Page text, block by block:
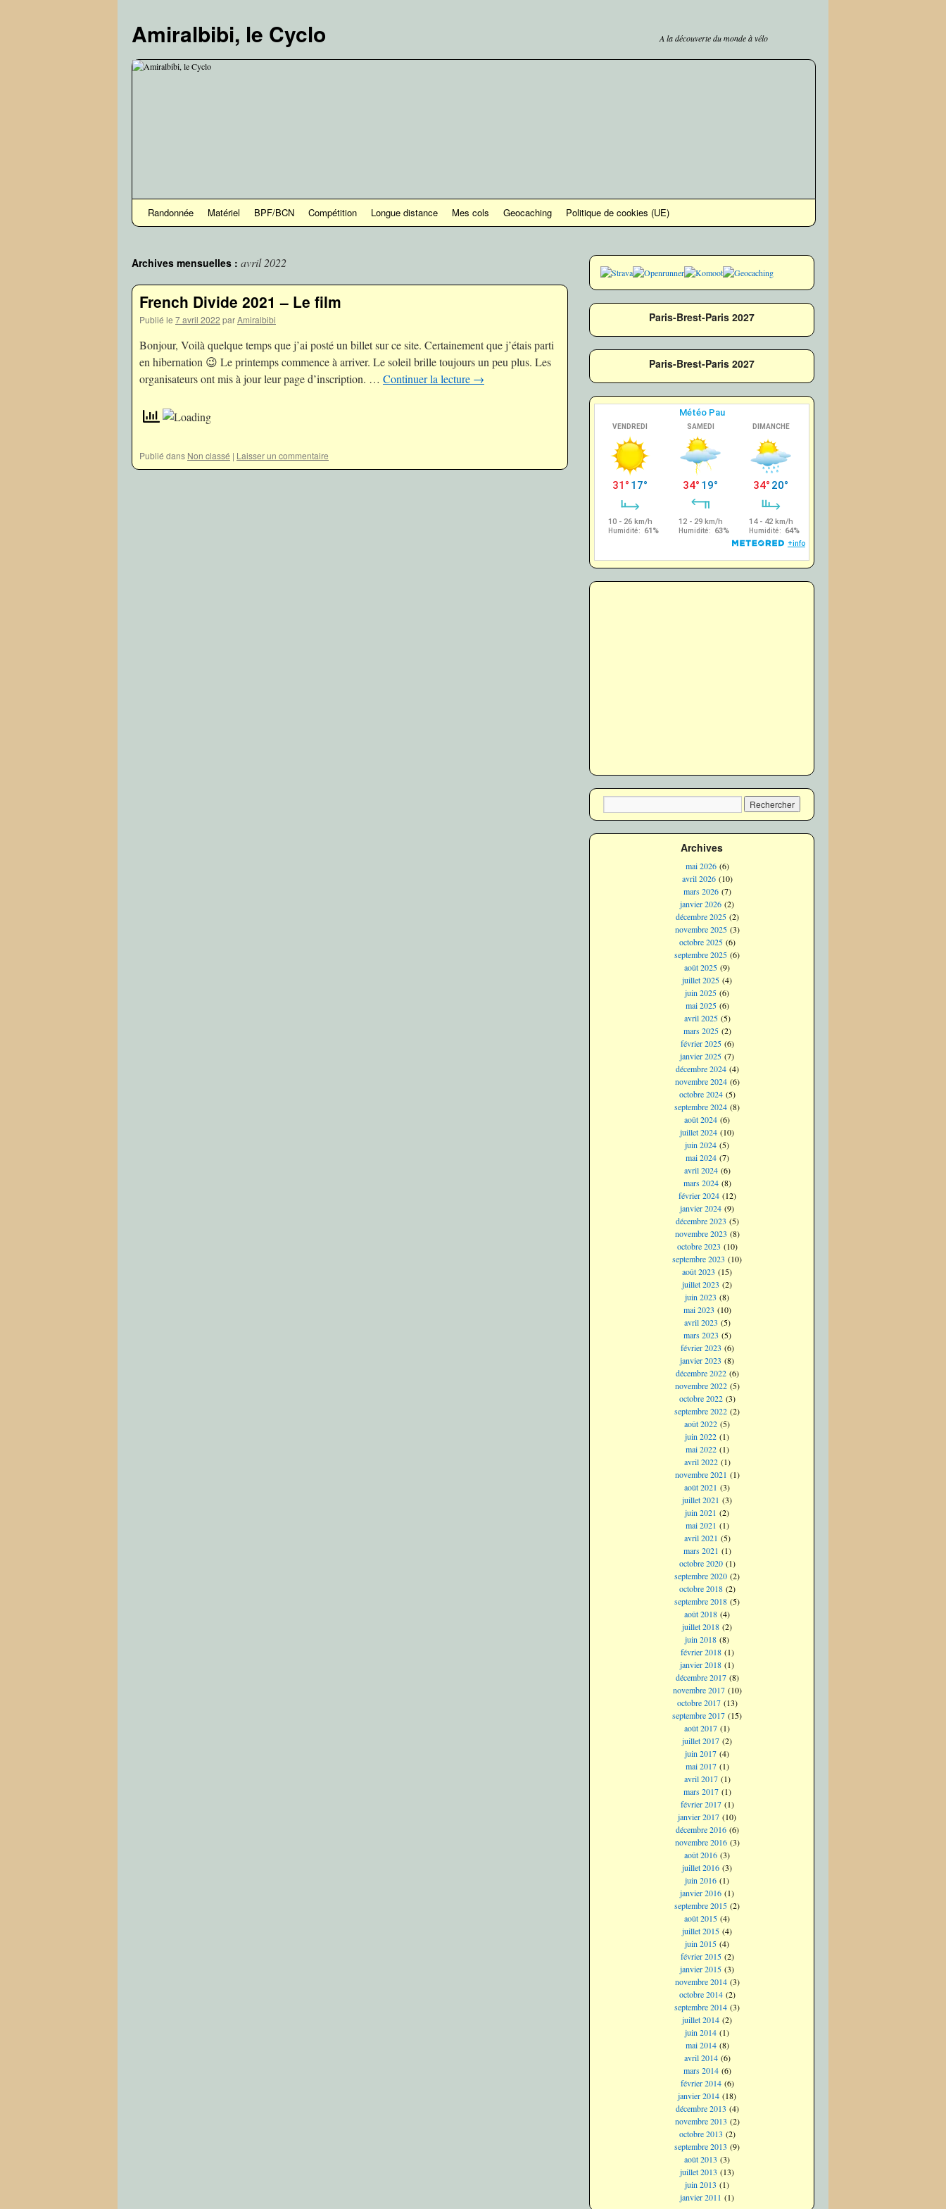
contenu
Amiralbibi, le Cyclo A la découverte du monde à vélo
Randonnée Matériel BPF/BCN Compétition Longue distance Mes cols Geocaching Politique de cookies (UE)
Archives mensuelles : avril 2022
French Divide 2021 – Le film
Publié le 7 avril 2022 parAmiralbibi
Bonjour, Voilà quelque temps que j’ai posté un billet sur ce site. Certainement que j’étais parti
en hibernation 😉 Le printemps commence à arriver. Le soleil brille toujours un peu plus. Les
organisateurs ont mis à jour leur page d’inscription. … Continuer la lecture →
Publié dans Non classé | Laisser un commentaire
Paris-Brest-Paris 2027
Paris-Brest-Paris 2027
Archives
mai 2026(6)
avril 2026(10)
mars 2026(7)
janvier 2026 (2)
décembre 2025(2)
novembre 2025(3)
octobre 2025(6)
septembre 2025 (6)
août 2025 (9)
juillet 2025 (4)
juin 2025 (6)
mai 2025(6)
avril 2025(5)
mars 2025(2)
février 2025(6)
janvier 2025 (7)
décembre 2024(4)
novembre 2024(6)
octobre 2024(5)
septembre 2024 (8)
août 2024 (6)
juillet 2024 (10)
juin 2024 (5)
mai 2024(7)
avril 2024(6)
mars 2024(8)
février 2024(12)
janvier 2024 (9)
décembre 2023 (5)
novembre 2023 (8)
octobre 2023 (10)
septembre 2023 (10)
août 2023 (15)
juillet 2023 (2)
juin 2023 (8)
mai 2023 (10)
avril 2023 (5)
mars 2023 (5)
février 2023 (6)
janvier 2023 (8)
décembre 2022(6)
novembre 2022(5)
octobre 2022(3)
septembre 2022 (2)
août 2022 (5)
juin 2022 (1)
mai 2022(1)
avril 2022(1)
novembre 2021 (1)
août 2021 (3)
juillet 2021 (3)
juin 2021 (2)
mai 2021 (1)
avril 2021 (5)
mars 2021 (1)
octobre 2020(1)
septembre 2020 (2)
octobre 2018(2)
septembre 2018 (5)
août 2018 (4)
juillet 2018 (2)
juin 2018 (8)
février 2018(1)
janvier 2018 (1)
décembre 2017(8)
novembre 2017(10)
octobre 2017(13)
septembre 2017 (15)
août 2017 (1)
juillet 2017 (2)
juin 2017 (4)
mai 2017(1)
avril 2017(1)
mars 2017(1)
février 2017(1)
janvier 2017 (10)
décembre 2016(6)
novembre 2016(3)
août 2016 (3)
juillet 2016 (3)
juin 2016 (1)
janvier 2016 (1)
septembre 2015 (2)
août 2015 (4)
juillet 2015 (4)
juin 2015 (4)
février 2015(2)
janvier 2015 (3)
novembre 2014(3)
octobre 2014(2)
septembre 2014 (3)
juillet 2014 (2)
juin 2014 (1)
mai 2014(8)
avril 2014(6)
mars 2014(6)
février 2014(6)
janvier 2014 (18)
décembre 2013 (4)
novembre 2013 (2)
octobre 2013 (2)
septembre 2013 (9)
août 2013 (3)
juillet 2013 (13)
juin 2013 (1)
janvier 2011 (1)